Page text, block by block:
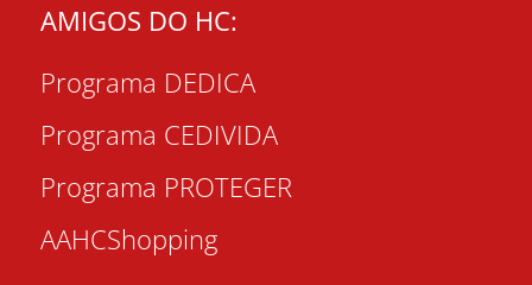
AMIGOS DO HC:
Programa DEDICA
Programa CEDIVIDA
Programa PROTEGER
AAHCShopping